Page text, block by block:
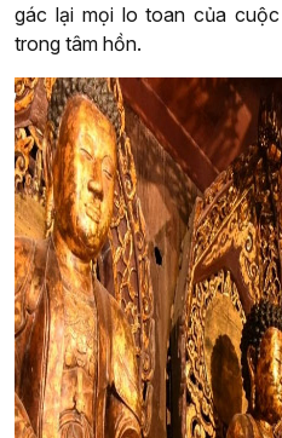
gác lại mọi lo toan của
trong tâm hồn.